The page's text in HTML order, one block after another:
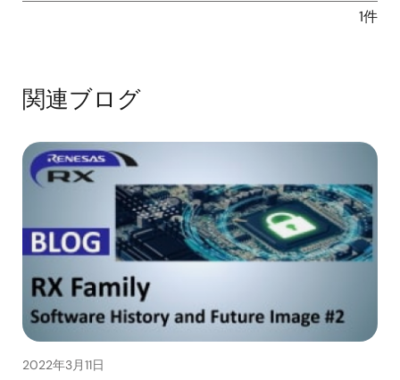
1件
関連ブログ
2022年3月11日